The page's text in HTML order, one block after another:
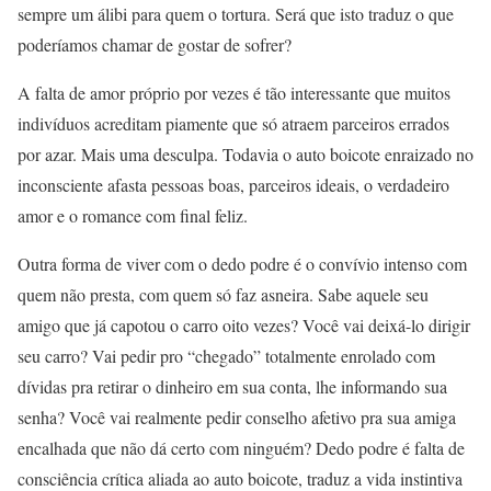
sempre um álibi para quem o tortura. Será que isto traduz o que
poderíamos chamar de gostar de sofrer?
A falta de amor próprio por vezes é tão interessante que muitos
indivíduos acreditam piamente que só atraem parceiros errados
por azar. Mais uma desculpa. Todavia o auto boicote enraizado no
inconsciente afasta pessoas boas, parceiros ideais, o verdadeiro
amor e o romance com final feliz.
Outra forma de viver com o dedo podre é o convívio intenso com
quem não presta, com quem só faz asneira. Sabe aquele seu
amigo que já capotou o carro oito vezes? Você vai deixá-lo dirigir
seu carro? Vai pedir pro “chegado” totalmente enrolado com
dívidas pra retirar o dinheiro em sua conta, lhe informando sua
senha? Você vai realmente pedir conselho afetivo pra sua amiga
encalhada que não dá certo com ninguém? Dedo podre é falta de
consciência crítica aliada ao auto boicote, traduz a vida instintiva